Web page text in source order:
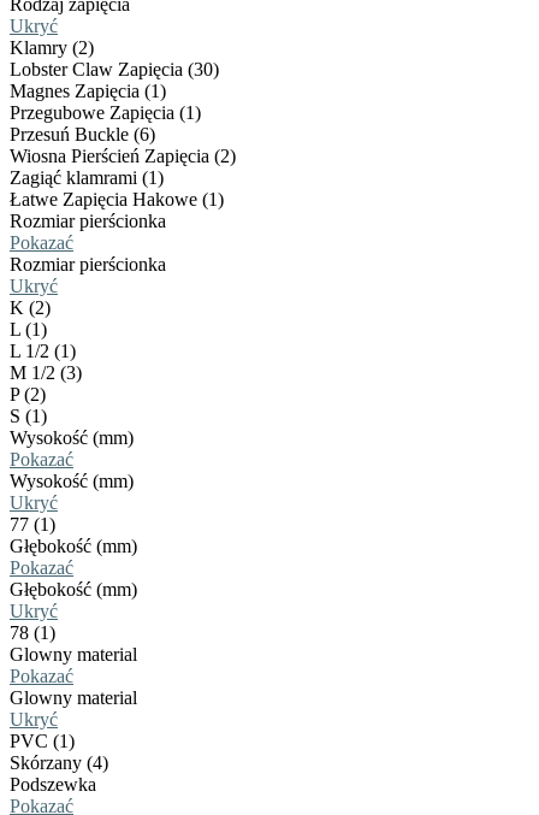
Rodzaj zapięcia
Ukryć
Klamry (2)
Lobster Claw Zapięcia (30)
Magnes Zapięcia (1)
Przegubowe Zapięcia (1)
Przesuń Buckle (6)
Wiosna Pierścień Zapięcia (2)
Zagiąć klamrami (1)
Łatwe Zapięcia Hakowe (1)
Rozmiar pierścionka
Pokazać
Rozmiar pierścionka
Ukryć
K (2)
L (1)
L 1/2 (1)
M 1/2 (3)
P (2)
S (1)
Wysokość (mm)
Pokazać
Wysokość (mm)
Ukryć
77 (1)
Głębokość (mm)
Pokazać
Głębokość (mm)
Ukryć
78 (1)
Glowny material
Pokazać
Glowny material
Ukryć
PVC (1)
Skórzany (4)
Podszewka
Pokazać